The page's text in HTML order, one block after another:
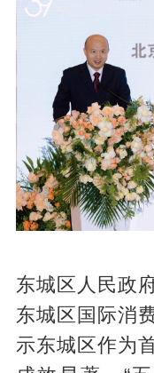
东城区人民政
东城区国际消
示东城区作为